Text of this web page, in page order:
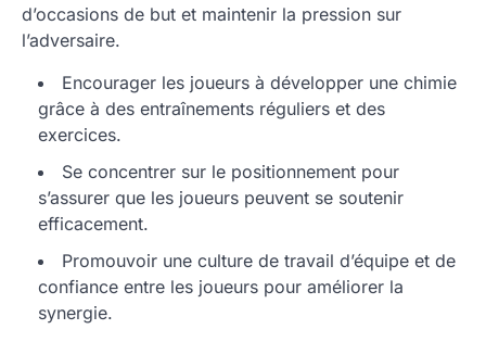
d’occasions de but et maintenir la pression sur
l’adversaire.
Encourager les joueurs à développer une chimie
grâce à des entraînements réguliers et des
exercices.
Se concentrer sur le positionnement pour
s’assurer que les joueurs peuvent se soutenir
efficacement.
Promouvoir une culture de travail d’équipe et de
confiance entre les joueurs pour améliorer la
synergie.